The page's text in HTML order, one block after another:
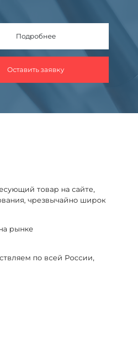
Подробнее
Оставить заявку
товар на сайте,
чрезвычайно широк
рынке
по всей России,